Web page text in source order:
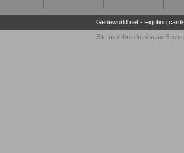
Geneworld.net- Fighting
Site membre du réseau Enelye